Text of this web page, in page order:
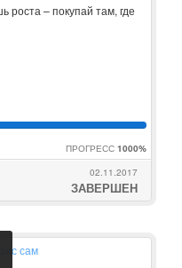
роста – покупай там, где
ПРОГРЕСС 1000%
02.11.2017
ЗАВЕРШЕН